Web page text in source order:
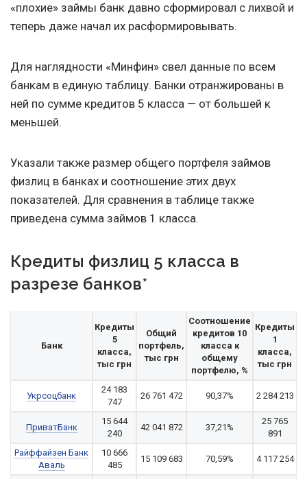
«плохие» займы банк давно сформировал с лихвой и
теперь даже начал их расформировывать.
Для наглядности «Минфин» свел данные по всем
банкам в единую таблицу. Банки отранжированы в
ней по сумме кредитов 5 класса — от большей к
меньшей.
Указали также размер общего портфеля займов
физлиц в банках и соотношение этих двух
показателей. Для сравнения в таблице также
приведена сумма займов 1 класса.
Кредиты физлиц 5 класса в
разрезе банков*
Банк
Кредиты
5
класса,
тыс грн
Общий
портфель,
тыс грн
Соотношение
кредитов 10
класса к
общему
портфелю, %
Кредиты
1
класса,
тыс грн
Укрсоцбанк
24 183
747
26 761 472 90,37% 2 284 213
ПриватБанк
15 644
240
42 041 872 37,21%
25 765
891
Райффайзен Банк
Аваль
10 666
485
15 109 683 70,59% 4 117 254